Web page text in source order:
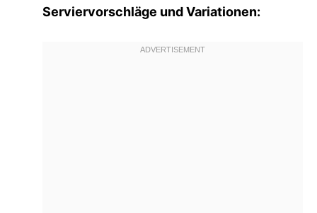
Serviervorschläge und Variationen: